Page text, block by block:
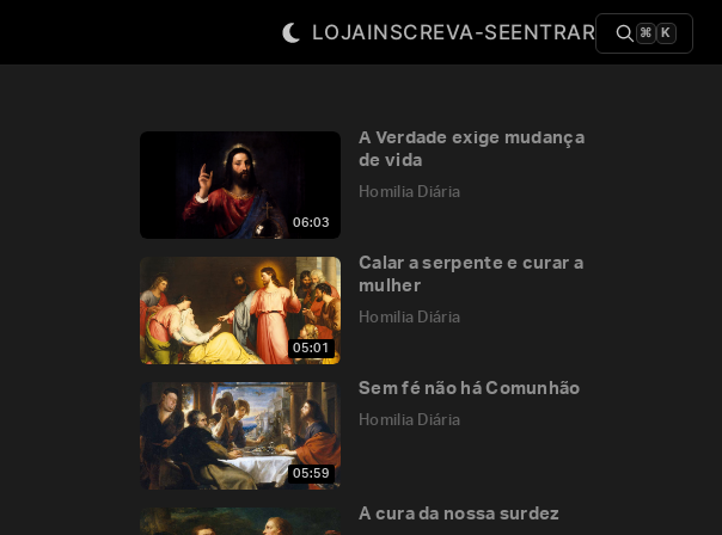
LOJAINSCREVA-SEENTRAR ⌘ K
06:03
A Verdade exige mudança
de vida
Homilia Diária
05:01
Calar a serpente e curar a
mulher
Homilia Diária
05:59
Sem fé não há Comunhão
Homilia Diária
A cura da nossa surdez